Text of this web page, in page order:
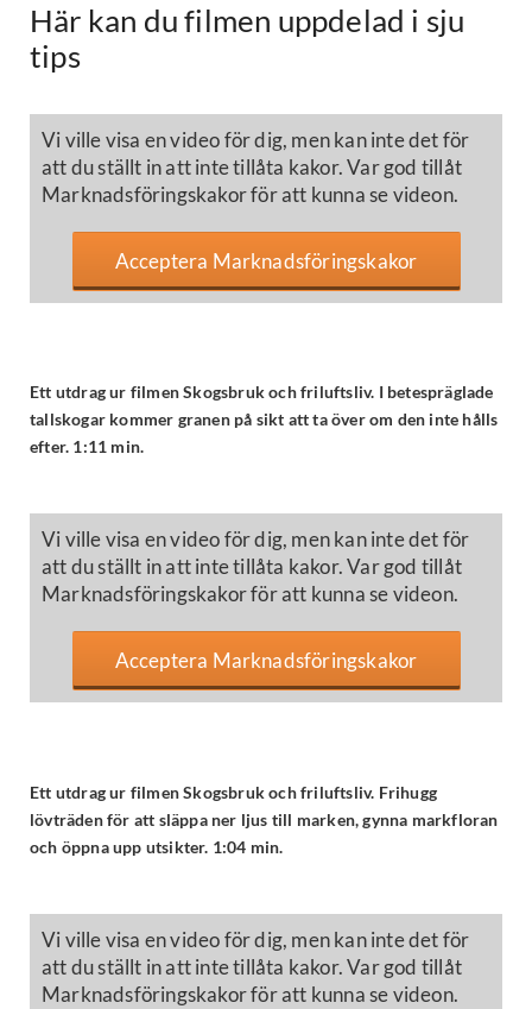
Här kan du filmen uppdelad i sju
tips
Vi ville visa en video för dig, men kan inte det för
att du ställt in att inte tillåta kakor. Var god tillåt
Marknadsföringskakor för att kunna se videon.
Acceptera Marknadsföringskakor
Ett utdrag ur filmen Skogsbruk och friluftsliv. I betespräglade
tallskogar kommer granen på sikt att ta över om den inte hålls
efter. 1:11 min.
Vi ville visa en video för dig, men kan inte det för
att du ställt in att inte tillåta kakor. Var god tillåt
Marknadsföringskakor för att kunna se videon.
Acceptera Marknadsföringskakor
Ett utdrag ur filmen Skogsbruk och friluftsliv. Frihugg
lövträden för att släppa ner ljus till marken, gynna markfloran
och öppna upp utsikter. 1:04 min.
Vi ville visa en video för dig, men kan inte det för
att du ställt in att inte tillåta kakor. Var god tillåt
Marknadsföringskakor för att kunna se videon.